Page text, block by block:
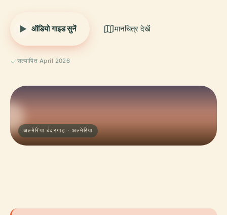
ऑडियो गाइड सुनें मानचित्र देखें
सत्यापित April 2026
अल्मेरिया बंदरगाह · अल्मेरिया